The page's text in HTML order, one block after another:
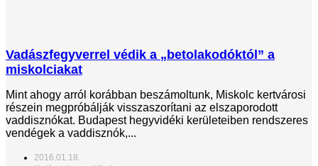
Vadászfegyverrel védik a „betolakodóktól” a
miskolciakat
Mint ahogy arról korábban beszámoltunk, Miskolc kertvárosi
részein megpróbálják visszaszorítani az elszaporodott
vaddisznókat. Budapest hegyvidéki kerületeiben rendszeres
vendégek a vaddisznók,...
2016.01.18.